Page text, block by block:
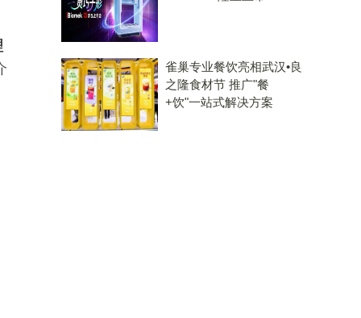
雀巢专业餐饮亮相武汉•良
之隆食材节 推广"餐
+饮"一站式解决方案